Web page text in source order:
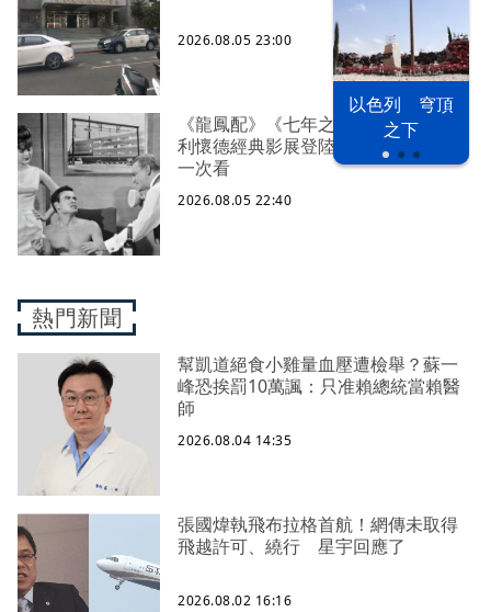
以色列 穹頂
之下
2026.08.05 23:00
《龍鳳配》《七年之癢》全回來 比
利懷德經典影展登陸台中 25部神片
一次看
2026.08.05 22:40
熱門新聞
幫凱道絕食小雞量血壓遭檢舉？蘇一
峰恐挨罰10萬諷：只准賴總統當賴醫
師
2026.08.04 14:35
張國煒執飛布拉格首航！網傳未取得
飛越許可、繞行 星宇回應了
2026.08.02 16:16